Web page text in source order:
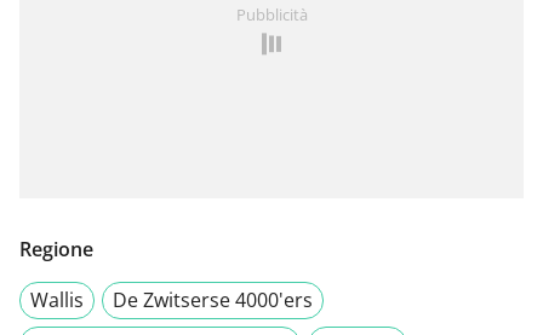
Pubblicità
Regione
Wallis
De Zwitserse 4000'ers